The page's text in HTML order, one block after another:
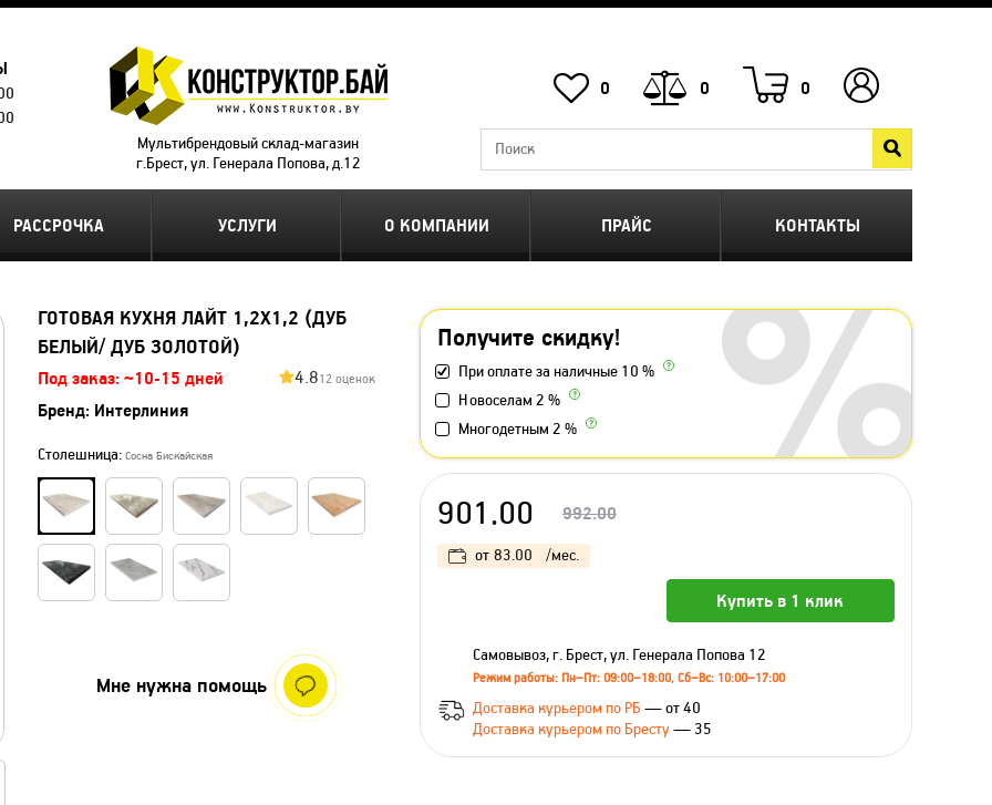
Мультибрендовый склад-магазин
г.Брест, ул. Генерала Попова, д.12
0 0 0
РАССРОЧКА УСЛУГИ О КОМПАНИИ ПРАЙС КОНТАКТЫ
ГОТОВАЯ КУХНЯ ЛАЙТ 1,2X1,2 (ДУБ
БЕЛЫЙ/ ДУБ ЗОЛОТОЙ)
Под заказ: ~10-15 дней 4.812 оценок
Бренд: Интерлиния
Столешница: Сосна Бискайская
Получите скидку!
При оплате за наличные 10 %
Новоселам 2 %
Многодетным 2 %
Мне нужна помощь
901.00 992.00
от 83.00 /мес.
Купить в 1 клик
Самовывоз, г. Брест, ул. Генерала Попова 12
Режим работы: Пн–Пт: 09:00–18:00, Сб–Вс: 10:00–17:00
Доставка курьером по РБ — от 40
Доставка курьером по Бресту— 35